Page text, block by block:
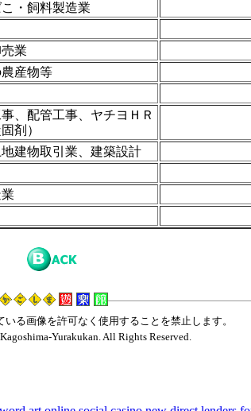
・飼料製造業
業
産物等
、配管工事、ヤチヨＨＲ
剤）
建物取引業、建築設計
る画像を許可なく使用することを禁止します。
Yurakukan. All Rights Reserved.